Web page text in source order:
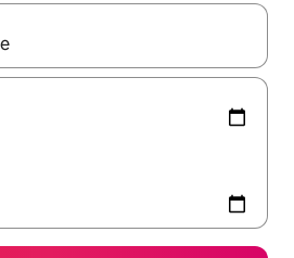
vinjari kwa kutumia vitufe vya